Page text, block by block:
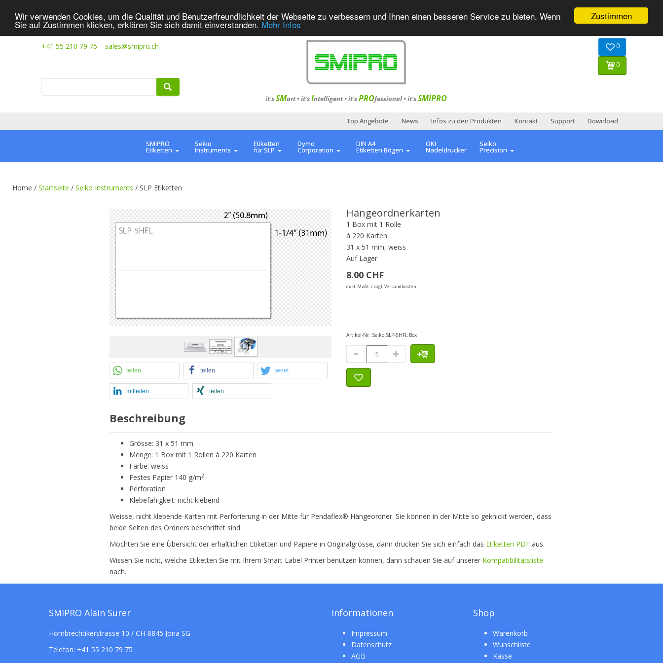
Zustimmen
Wir verwenden Cookies, um die Qualität und Benutzerfreundlichkeit der Webseite zu verbessern und Ihnen einen besseren Service zu bieten. Wenn
Sie auf Zustimmen klicken, erklären Sie sich damit einverstanden. Mehr Infos
+41 55 210 79 75 sales@smipro.ch
it'sSMart •it'sIntelligent•it'sPROfessional•it'sSMIPRO
0
0
Top Angebote News Infos zu den Produkten Kontakt Support Download
SMIPRO
Etiketten
Seiko
Instruments
Etiketten
für SLP
Dymo
Corporation
DIN A4
Etiketten Bögen
OKI
Nadeldrucker
Seiko
Precision
Home / Startseite / Seiko Instruments / SLP Etiketten
teilen teilen tweet
mitteilen teilen
Hängeordnerkarten
1 Box mit 1 Rolle
à 220 Karten
31 x 51 mm, weiss
Auf Lager
8.00 CHF
exkl. MwSt. / zzgl. Versandkosten
Artikel-Nr: Seiko SLP-5HFL Box
Beschreibung
Grösse: 31 x 51 mm
Menge: 1 Box mit 1 Rollen à 220 Karten
Farbe: weiss
Festes Papier 140 g/m2
Perforation
Klebefähigkeit: nicht klebend
Weisse, nicht klebende Karten mit Perforierung in der Mitte für Pendaflex® Hängeordner. Sie können in der Mitte so geknickt werden, dass
beide Seiten des Ordners beschriftet sind.
Möchten Sie eine Übersicht der erhältlichen Etiketten und Papiere in Originalgrösse, dann drucken Sie sich einfach das Etiketten PDF aus.
Wissen Sie nicht, welche Etiketten Sie mit Ihrem Smart Label Printer benutzen können, dann schauen Sie auf unserer Kompatibilitätsliste
nach.
SMIPRO Alain Surer
Hombrechtikerstrasse 10 / CH-8845 Jona SG
Telefon: +41 55 210 79 75
Informationen
Impressum
Datenschutz
AGB
Shop
Warenkorb
Wunschliste
Kasse